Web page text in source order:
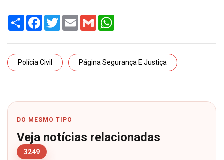
Share Facebook
TwitterEmail Gmail
Polícia Civil Página Segurança E Justiça
DO MESMO TIPO
Veja notícias relacionadas
3249